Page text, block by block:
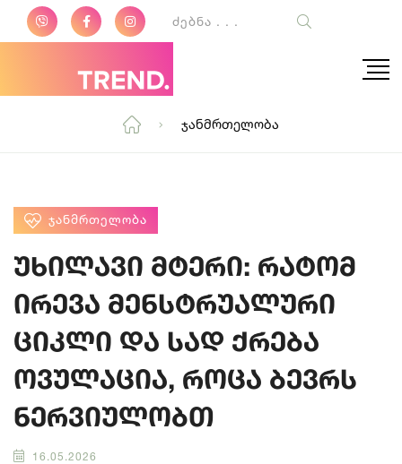
Ჯანმრთელობა
ᲯᲐᲜᲛᲠᲗᲔᲚᲝᲑᲐ
უხილავი მტერი: რატომ
ირევა მენსტრუალური
ციკლი და სად ქრება
ოვულაცია, როცა ბევრს
ნერვიულობთ
16.05.2026